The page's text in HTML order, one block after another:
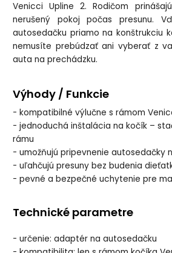
Venicci Upline 2. Rodičom
nerušený pokoj počas presunu.
autosedačku priamo na konštrukciu
nemusíte prebúdzať ani vyberať z
auta na prechádzku.
Výhody / Funkcie
- kompatibilné výlučne s rámom
- jednoduchá inštalácia na kočík –
rámu
- umožňujú pripevnenie autosedačky
- uľahčujú presuny bez budenia
- pevné a bezpečné uchytenie pre
Technické parametre
- určenie: adaptér na autosedačku